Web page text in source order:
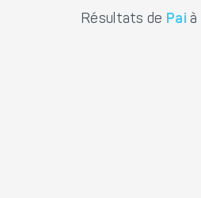
Résultats de Pai à